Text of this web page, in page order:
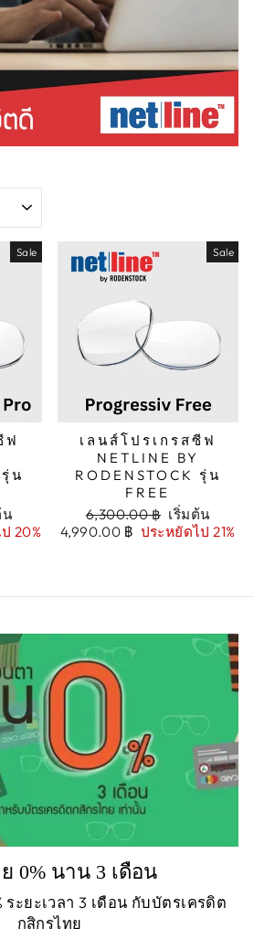
Sale
ฟ
น
น
20%
Sale
เลนส์โปรเกรสซีฟ
NETLINE BY
RODENSTOCK รุ่น
FREE
Regular
price
6,300.00 ฿ Sale
price
เริ่มต้น
4,990.00 ฿ ประหยัดไป 21%
0% นาน 3 เดือน
ระยะเวลา 3 เดือน กับบัตรเครดิต
กสิกรไทย